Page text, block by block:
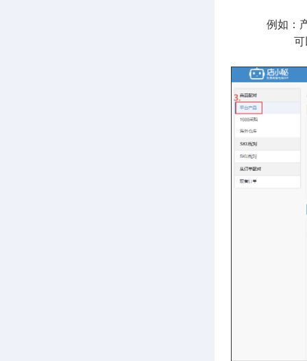
例如：产品
可以设置 删